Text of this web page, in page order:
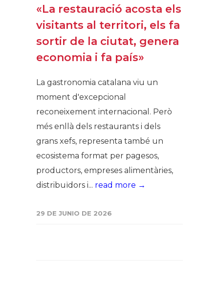
«La restauració acosta els
visitants al territori, els fa
sortir de la ciutat, genera
economia i fa país»
La gastronomia catalana viu un
moment d'excepcional
reconeixement internacional. Però
més enllà dels restaurants i dels
grans xefs, representa també un
ecosistema format per pagesos,
productors, empreses alimentàries,
distribuïdors i... read more →
29 DE JUNIO DE 2026